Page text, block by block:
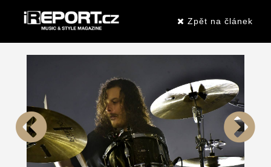
Zpět na článek